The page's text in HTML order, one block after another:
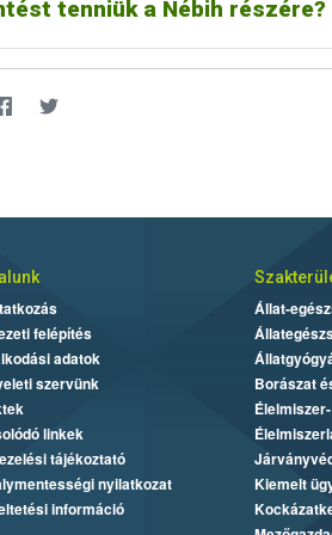
tenniük a Nébih részére?
felépítés
adatok
szervünk
linkek
tájékoztató
nyilatkozat
információ
Állat-
Borászat
Kiemelt